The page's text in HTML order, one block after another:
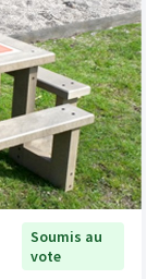
Soumis au
vote